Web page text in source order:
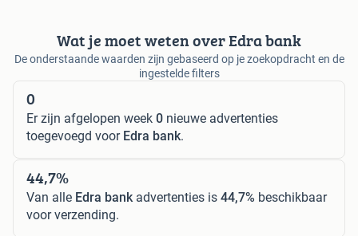
Wat je moet weten over Edra bank
De onderstaande waarden zijn gebaseerd op je zoekopdracht en de
ingestelde filters
0
Er zijn afgelopen week 0 nieuwe advertenties
toegevoegd voor Edra bank.
44,7%
Van alle Edra bankadvertenties is 44,7% beschikbaar
voor verzending.